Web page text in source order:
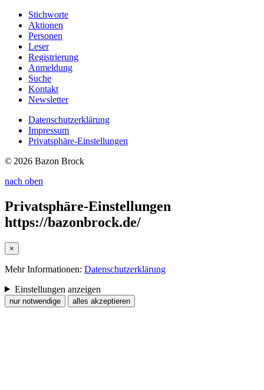
Stichworte
Aktionen
Personen
Leser
Registrierung
Anmeldung
Suche
Kontakt
Newsletter
Datenschutzerklärung
Impressum
Privatsphäre-Einstellungen
© 2026 Bazon Brock
nach oben
Privatsphäre-Einstellungen
https://bazonbrock.de/
×
Mehr Informationen: Datenschutzerklärung
Einstellungen anzeigen
nur notwendige alles akzeptieren